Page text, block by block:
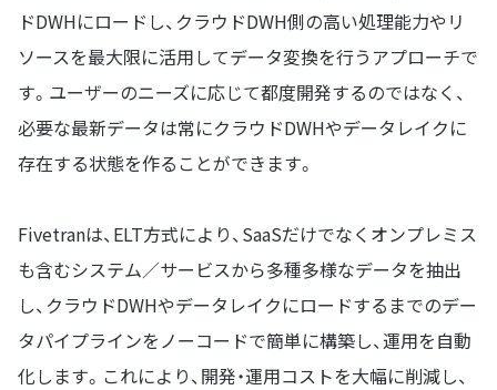
ドDWHにロードし、クラウドDWH側の高い処理能力やリ
ソースを最大限に活用してデータ変換を行うアプローチで
す。ユーザーのニーズに応じて都度開発するのではなく、
必要な最新データは常にクラウドDWHやデータレイクに
存在する状態を作ることができます。
Fivetranは、ELT方式により、SaaSだけでなくオンプレミス
も含むシステム／サービスから多種多様なデータを抽出
し、クラウドDWHやデータレイクにロードするまでのデー
タパイプラインをノーコードで簡単に構築し、運用を自動
化します。これにより、開発・運用コストを大幅に削減し、